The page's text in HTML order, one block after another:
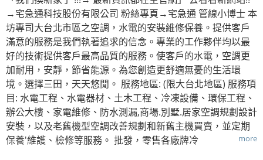
→宅急通科技股份有限公司 粉絲專頁→宅急通 管線小博士 本
坊專司大台北市區之空調，水電的安裝維修保養。提供客戶
滿意的服務是我們執著追求的信念。專業的工作夥伴均以最
好的技術提供客戶最高品質的服務。使客戶的水電，空調更
加耐用，安靜，節省能源。為您創造更舒適無憂的生活環
境。選擇三田，天天悠閒。 服務地區: (限大台北地區) 服務項
目: 水電工程、水電器材、土木工程、冷凍設備、環保工程、
辦公大樓、家電維修、防水測漏,商場.別墅.居家空調規劃設計
安裝，以及老舊機型空調改善規劃和新舊主機買賣，並定期
保養'維護、檢修等服務。 批發，零售各廠牌冷
more